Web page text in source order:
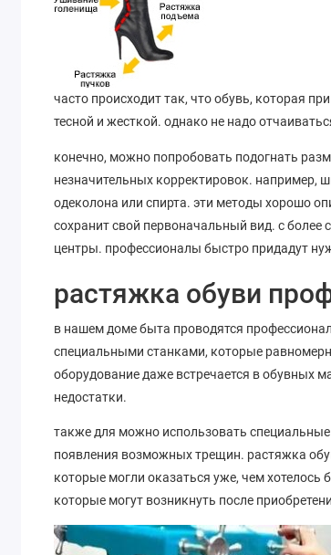
часто происходит так, что обувь, которая
тесной и жесткой. однако не надо
конечно, можно попробовать подогнать
незначительных корректировок. например,
одеколона или спирта. эти методы хорошо
сохранит свой первоначальный вид. с
центры. профессионалы быстро придадут
растяжка обуви
в нашем доме быта проводятся
специальными станками, которые
оборудование даже встречается в обувных
недостатки.
также для можно использовать
появления возможных трещин. растяжка
которые могли оказаться уже, чем
которые могут возникнуть после